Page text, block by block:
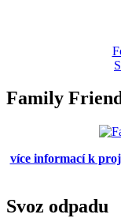
Family
více informací k
Svoz odpadu